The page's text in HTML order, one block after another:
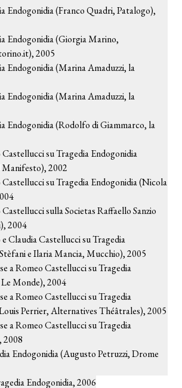
Endogonidia (Franco Quadri, Patalogo),
Endogonidia (Giorgia Marino,
2005
Endogonidia (Marina Amaduzzi, la
Endogonidia (Marina Amaduzzi, la
Endogonidia (Rodolfo di Giammarco, la
su Tragedia Endogonidia
2002
su Tragedia Endogonidia (Nicola
sulla Societas Raffaello Sanzio
2004
Claudia Castellucci su Tragedia
e Ilaria Mancia, Mucchio), 2005
a Romeo Castellucci su Tragedia
Le Monde), 2004
a Romeo Castellucci su Tragedia
Perrier, Alternatives Théâtrales), 2005
a Romeo Castellucci su Tragedia
2008
Endogonidia (Augusto Petruzzi, Drome
Endogonidia, 2006